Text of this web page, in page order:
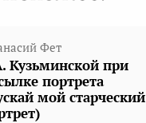
Фет
Кузьминской при
портрета
мой старческий